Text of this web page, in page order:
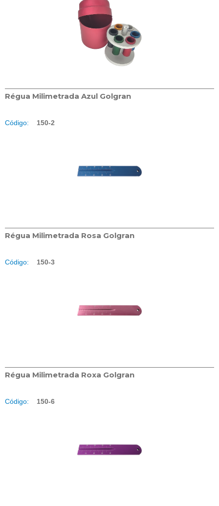
Código: 150-2
Régua Milimetrada Azul Golgran
Código: 150-3
Régua Milimetrada Rosa Golgran
Código: 150-6
Régua Milimetrada Roxa Golgran